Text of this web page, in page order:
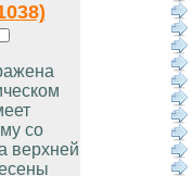
со
верхней